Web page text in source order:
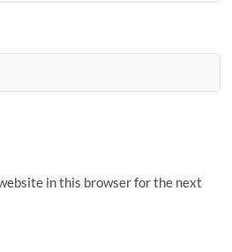
in this browser for the next